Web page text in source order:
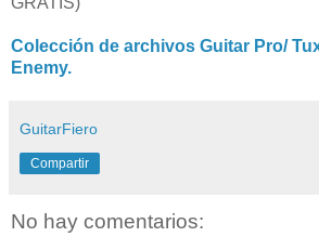
Colección de archivos Guitar Pro/
Enemy.
GuitarFiero
Compartir
No hay comentarios: